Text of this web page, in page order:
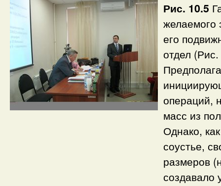
Рис. 10.5
желаемого
его
отдел
операций,
масс из
Однако,
соустье,
размеров
создавало